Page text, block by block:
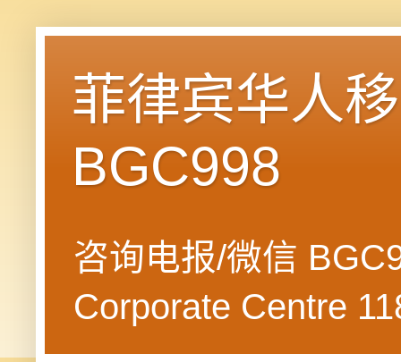
菲律宾华人
BGC998
咨询电报/微信
Corporate Centre